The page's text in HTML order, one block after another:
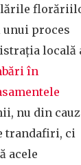
proces
locală
în
nu din
trandafiri, ci
acele